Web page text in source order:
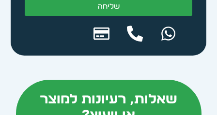
שליחה
שאלות, רעיונות למוצר